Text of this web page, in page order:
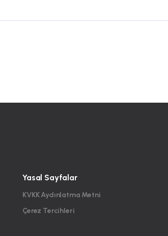
Yasal Sayfalar
KVKK Aydınlatma Metni
Çerez Tercihleri